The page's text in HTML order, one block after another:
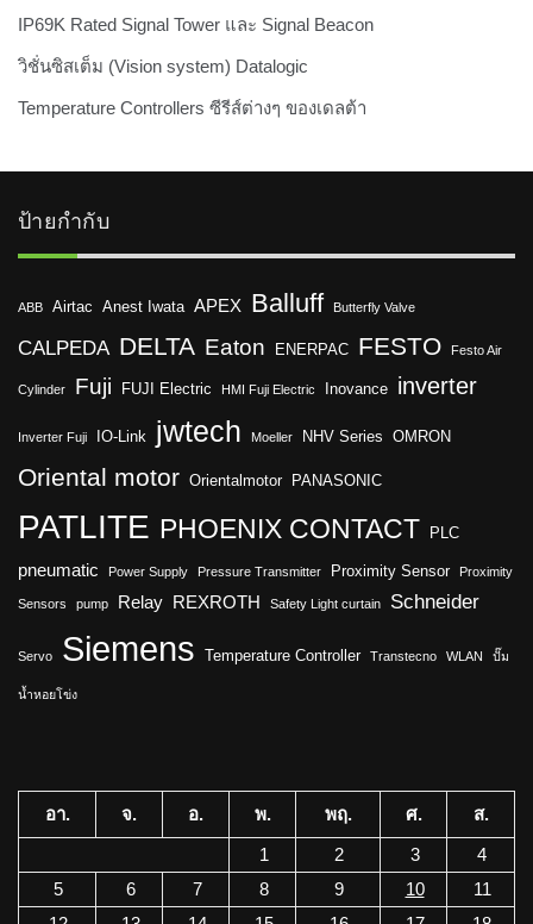
IP69K Rated Signal Tower และ Signal Beacon
วิชั่นซิสเต็ม (Vision system) Datalogic
Temperature Controllers ซีรีส์ต่างๆ ของเดลต้า
ป้ายกำกับ
ABB Airtac Anest Iwata APEX Balluff Butterfly Valve
CALPEDA DELTA Eaton ENERPAC FESTO Festo Air
Cylinder Fuji FUJI Electric HMI Fuji Electric Inovance inverter
Inverter Fuji IO-Link jwtech Moeller NHV Series OMRON
Oriental motor Orientalmotor PANASONIC
PATLITE PHOENIX CONTACT PLC
pneumatic Power Supply Pressure Transmitter Proximity Sensor Proximity
Sensors pump Relay REXROTH Safety Light curtain Schneider
Servo Siemens Temperature Controller Transtecno WLAN ปั๊ม
น้ำหอยโข่ง
อา. จ. อ. พ. พฤ. ศ.
ส.
1
2 3
4
5
6 7 8 9 10
11